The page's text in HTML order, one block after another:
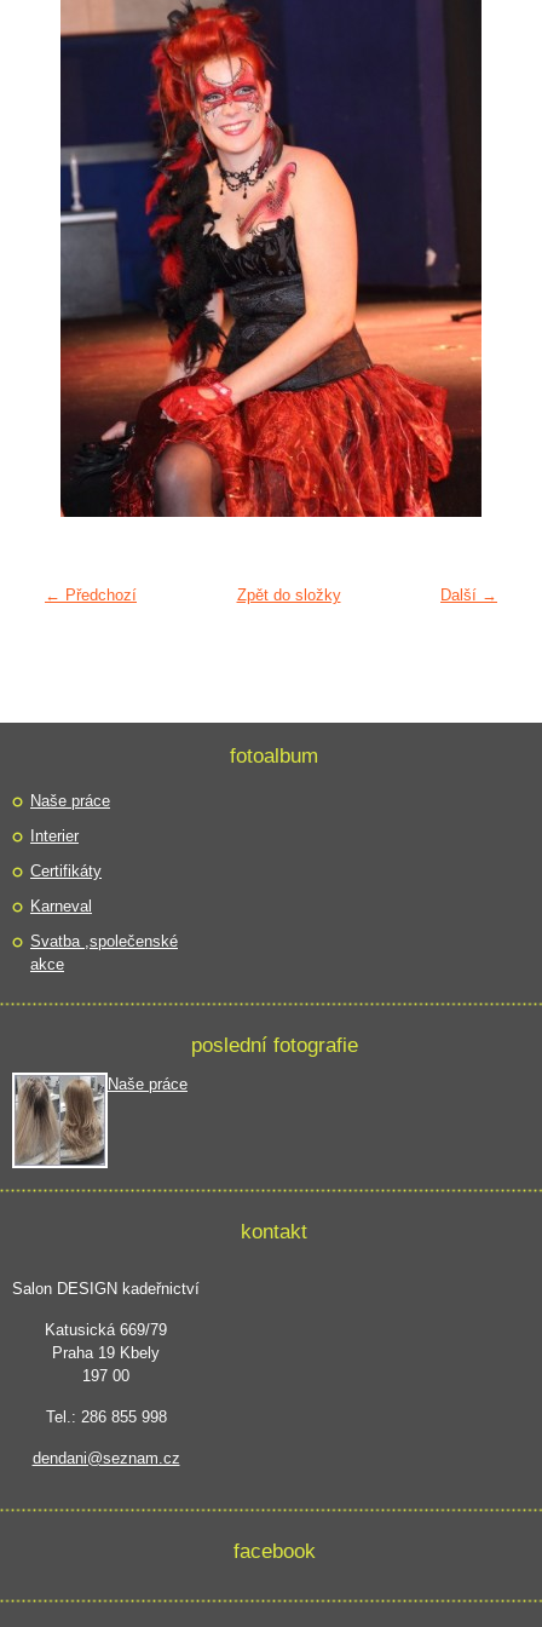
← Předchozí Další →
Zpět do složky
fotoalbum
Naše práce
Interier
Certifikáty
Karneval
Svatba ,společenské
akce
poslední fotografie
Naše práce
kontakt
Salon DESIGN kadeřnictví
Katusická 669/79
Praha 19 Kbely
197 00
Tel.: 286 855 998
dendani@seznam.cz
facebook